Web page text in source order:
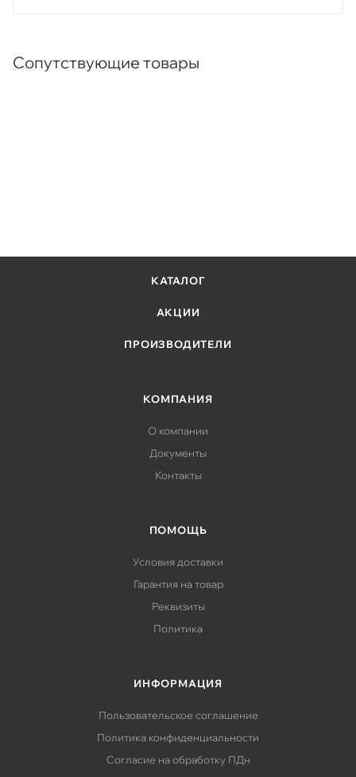
Сопутствующие товары
КАТАЛОГ
АКЦИИ
ПРОИЗВОДИТЕЛИ
КОМПАНИЯ
О компании
Документы
Контакты
ПОМОЩЬ
Условия доставки
Гарантия на товар
Реквизиты
Политика
ИНФОРМАЦИЯ
Пользовательское соглашение
Политика конфиденциальности
Согласие на обработку ПДн